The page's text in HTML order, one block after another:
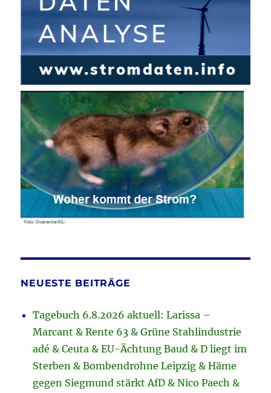
NEUESTE BEITRÄGE
Tagebuch 6.8.2026 aktuell: Larissa –
Marcant & Rente 63 & Grüne Stahlindustrie
adé & Ceuta & EU-Ächtung Baud & D liegt im
Sterben & Bombendrohne Leipzig & Häme
gegen Siegmund stärkt AfD & Nico Paech &